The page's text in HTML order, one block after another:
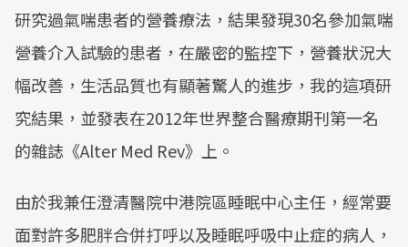
研究過氣喘患者的營養療法，結果發現30名參加氣喘
營養介入試驗的患者，在嚴密的監控下，營養狀況大
幅改善，生活品質也有顯著驚人的進步，我的這項研
究結果，並發表在2012年世界整合醫療期刊第一名
的雜誌《Alter Med Rev》上。
由於我兼任澄清醫院中港院區睡眠中心主任，經常要
面對許多肥胖合併打呼以及睡眠呼吸中止症的病人，